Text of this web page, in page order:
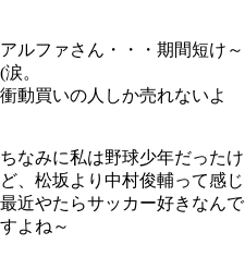
アルファさん・・・期間短け～
(涙。
衝動買いの人しか売れないよ
ちなみに私は野球少年だったけ
ど、松坂より中村俊輔って感じ
最近やたらサッカー好きなんで
すよね～